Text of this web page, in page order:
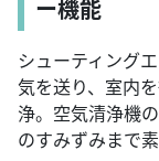
ー機能
シューティング
気を送り、室内
浄。空気清浄機
のすみずみまで